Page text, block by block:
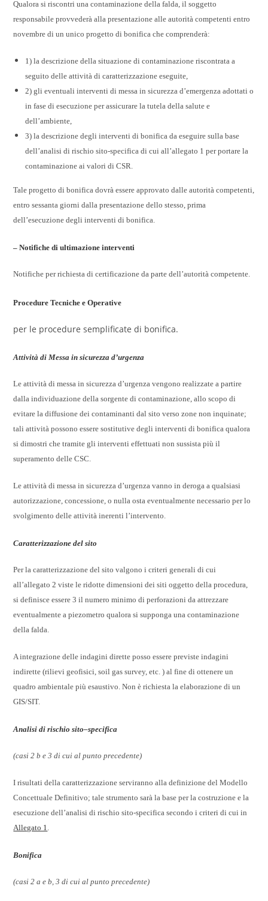
Qualora si riscontri una contaminazione della falda, il soggetto
responsabile provvederà alla presentazione alle autorità competenti entro
novembre di un unico progetto di bonifica che comprenderà:
1) la descrizione della situazione di contaminazione riscontrata a
seguito delle attività di caratterizzazione eseguite,
2) gli eventuali interventi di messa in sicurezza d’emergenza adottati o
in fase di esecuzione per assicurare la tutela della salute e
dell’ambiente,
3) la descrizione degli interventi di bonifica da eseguire sulla base
dell’analisi di rischio sito-specifica di cui all’allegato 1 per portare la
contaminazione ai valori di CSR.
Tale progetto di bonifica dovrà essere approvato dalle autorità competenti,
entro sessanta giorni dalla presentazione dello stesso, prima
dell’esecuzione degli interventi di bonifica.
– Notifiche di ultimazione interventi
Notifiche per richiesta di certificazione da parte dell’autorità competente.
Procedure Tecniche e Operative
per le procedure semplificate di bonifica.
Attività di Messa in sicurezza d’urgenza
Le attività di messa in sicurezza d’urgenza vengono realizzate a partire
dalla individuazione della sorgente di contaminazione, allo scopo di
evitare la diffusione dei contaminanti dal sito verso zone non inquinate;
tali attività possono essere sostitutive degli interventi di bonifica qualora
si dimostri che tramite gli interventi effettuati non sussista più il
superamento delle CSC.
Le attività di messa in sicurezza d’urgenza vanno in deroga a qualsiasi
autorizzazione, concessione, o nulla osta eventualmente necessario per lo
svolgimento delle attività inerenti l’intervento.
Caratterizzazione del sito
Per la caratterizzazione del sito valgono i criteri generali di cui
all’allegato 2 viste le ridotte dimensioni dei siti oggetto della procedura,
si definisce essere 3 il numero minimo di perforazioni da attrezzare
eventualmente a piezometro qualora si supponga una contaminazione
della falda.
A integrazione delle indagini dirette posso essere previste indagini
indirette (rilievi geofisici, soil gas survey, etc. ) al fine di ottenere un
quadro ambientale più esaustivo. Non è richiesta la elaborazione di un
GIS/SIT.
Analisi di rischio sito–specifica
(casi 2 b e 3 di cui al punto precedente)
I risultati della caratterizzazione serviranno alla definizione del Modello
Concettuale Definitivo; tale strumento sarà la base per la costruzione e la
esecuzione dell’analisi di rischio sito-specifica secondo i criteri di cui in
Allegato 1.
Bonifica
(casi 2 a e b, 3 di cui al punto precedente)